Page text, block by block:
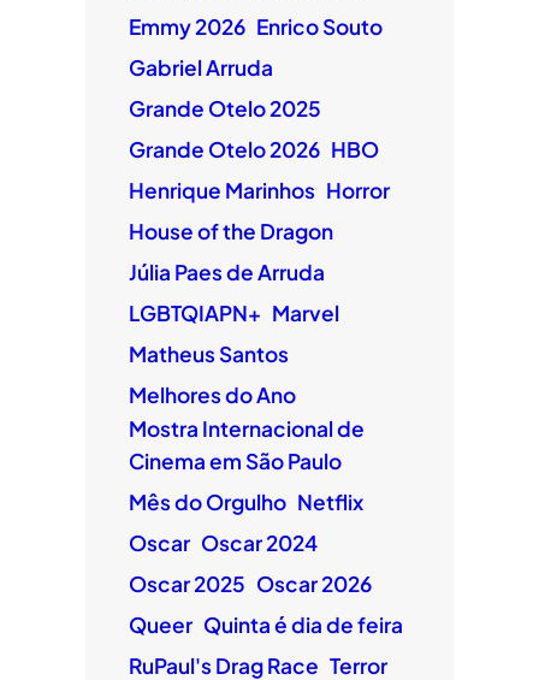
Emmy 2026 Enrico Souto
Gabriel Arruda
Grande Otelo 2025
Grande Otelo 2026 HBO
Henrique Marinhos Horror
House of the Dragon
Júlia Paes de Arruda
LGBTQIAPN+ Marvel
Matheus Santos
Melhores do Ano
Mostra Internacional de
Cinema em São Paulo
Mês do Orgulho Netflix
Oscar Oscar 2024
Oscar 2025 Oscar 2026
Queer Quinta é dia de feira
RuPaul's Drag Race Terror